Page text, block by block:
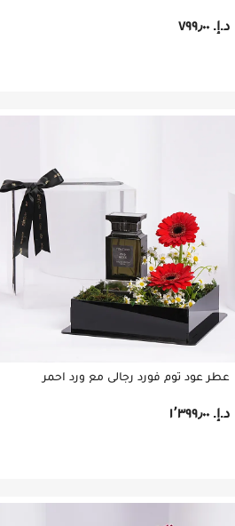
د.إ.‏ ٧٩٩٫٠٠
عطر عود توم فورد رجالي مع ورد احمر
د.إ.‏ ١٬٣٩٩٫٠٠